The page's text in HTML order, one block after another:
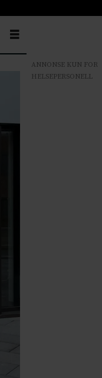
ANNONSE KUN FOR
HELSEPERSONELL